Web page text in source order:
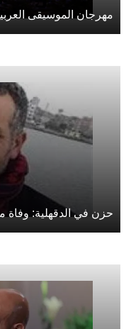
مهرجان الموسيقى
حزن في الدقهلية: